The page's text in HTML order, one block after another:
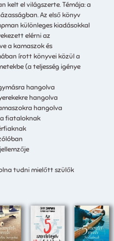
kelt el világszerte. Témája: a
Az első könyv
különleges kiadásokkal
elérni az
a kamaszok és
írott könyvei közül a
(a teljesség igénye
hangolva
hangolva
hangolva
fiataloknak
tudni mielőtt szülők